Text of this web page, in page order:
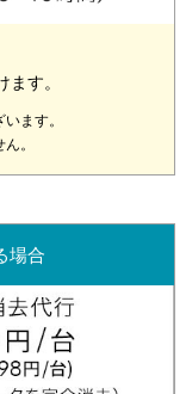
す。
ます。
。
場合